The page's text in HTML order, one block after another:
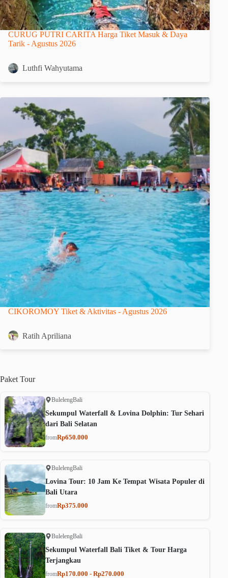
CURUG PUTRI CARITA Harga Tiket Masuk & Daya
Tarik - Agustus 2026
Luthfi Wahyutama
CIKOROMOY Tiket & Aktivitas - Agustus 2026
Ratih Apriliana
Paket Tour
BulelengBali
Sekumpul Waterfall & Lovina Dolphin: Tur Sehari
dari Bali Selatan
fromRp650.000
BulelengBali
Lovina Tour: 10 Jam Ke Tempat Wisata Populer di
Bali Utara
fromRp375.000
BulelengBali
Sekumpul Waterfall Bali Tiket & Tour Harga
Terjangkau
fromRp170.000 - Rp270.000